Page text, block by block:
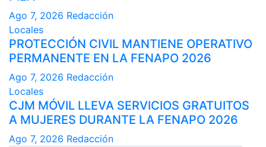
Ago 7, 2026 Redacción
Locales
PROTECCIÓN CIVIL MANTIENE OPERATIVO
PERMANENTE EN LA FENAPO 2026
Ago 7, 2026 Redacción
Locales
CJM MÓVIL LLEVA SERVICIOS GRATUITOS
A MUJERES DURANTE LA FENAPO 2026
Ago 7, 2026 Redacción